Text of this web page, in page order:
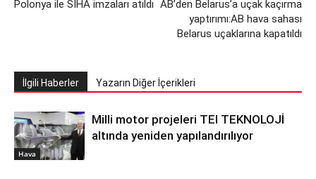
Polonya ile SİHA imzaları atıldı AB’den Belarus’a uçak kaçırma
yaptırımı:AB hava sahası
Belarus uçaklarına kapatıldı
İlgili Haberler Yazarın Diğer İçerikleri
Hava
Milli motor projeleri TEI TEKNOLOJİ
altında yeniden yapılandırılıyor